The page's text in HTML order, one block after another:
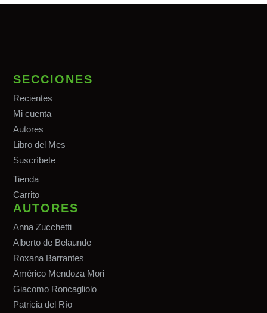
SECCIONES
Recientes
Mi cuenta
Autores
Libro del Mes
Suscríbete
Tienda
Carrito
AUTORES
Anna Zucchetti
Alberto de Belaunde
Roxana Barrantes
Américo Mendoza Mori
Giacomo Roncagliolo
Patricia del Río